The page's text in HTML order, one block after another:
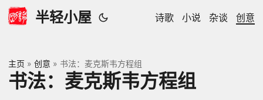
半轻小屋 诗歌 小说 杂谈 创意
主页 » 创意 » 书法：麦克斯韦方程组
书法：麦克斯韦方程组